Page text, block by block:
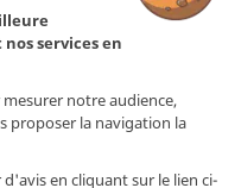
services en
notre audience,
proposer la navigation la
en cliquant sur le lien ci-